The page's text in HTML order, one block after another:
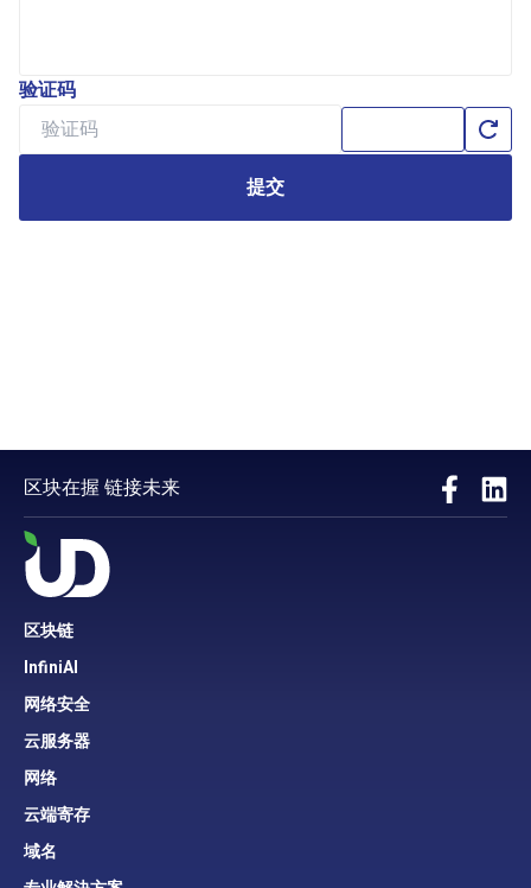
验证码
提交
区块在握 链接未来
区块链
InfiniAI
网络安全
云服务器
网络
云端寄存
域名